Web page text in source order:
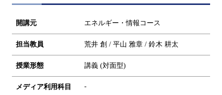
開講元 エネルギー・情報コース
担当教員 荒井 創 / 平山 雅章 / 鈴木 耕太
授業形態 講義 (対面型)
メディア利用科目 -